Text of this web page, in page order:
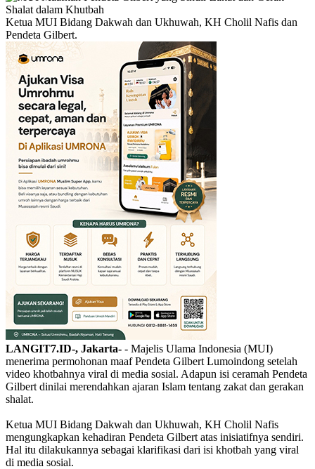
Ketua MUI Bidang Dakwah dan Ukhuwah, KH Cholil Nafis dan
Pendeta Gilbert.
LANGIT7.ID-, Jakarta- - Majelis Ulama Indonesia (MUI)
menerima permohonan maaf Pendeta Gilbert Lumoindong setelah
video khotbahnya viral di media sosial. Adapun isi ceramah Pendeta
Gilbert dinilai merendahkan ajaran Islam tentang zakat dan gerakan
shalat.
Ketua MUI Bidang Dakwah dan Ukhuwah, KH Cholil Nafis
mengungkapkan kehadiran Pendeta Gilbert atas inisiatifnya sendiri.
Hal itu dilakukannya sebagai klarifikasi dari isi khotbah yang viral
di media sosial.